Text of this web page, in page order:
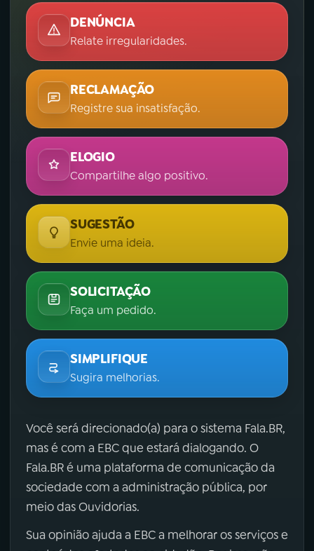
DENÚNCIA
Relate irregularidades.
RECLAMAÇÃO
Registre sua insatisfação.
ELOGIO
Compartilhe algo positivo.
SUGESTÃO
Envie uma ideia.
SOLICITAÇÃO
Faça um pedido.
SIMPLIFIQUE
Sugira melhorias.
Você será direcionado(a) para o sistema Fala.BR,
mas é com a EBC que estará dialogando. O
Fala.BR é uma plataforma de comunicação da
sociedade com a administração pública, por
meio das Ouvidorias.
Sua opinião ajuda a EBC a melhorar os serviços e